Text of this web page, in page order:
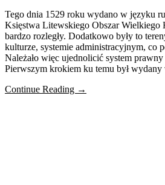
Tego dnia 1529 roku wydano w języku
Księstwa Litewskiego Obszar Wielkiego
bardzo rozległy. Dodatkowo były to
kulturze, systemie administracyjnym, co
Należało więc ujednolicić system
Pierwszym krokiem ku temu był
Continue Reading →